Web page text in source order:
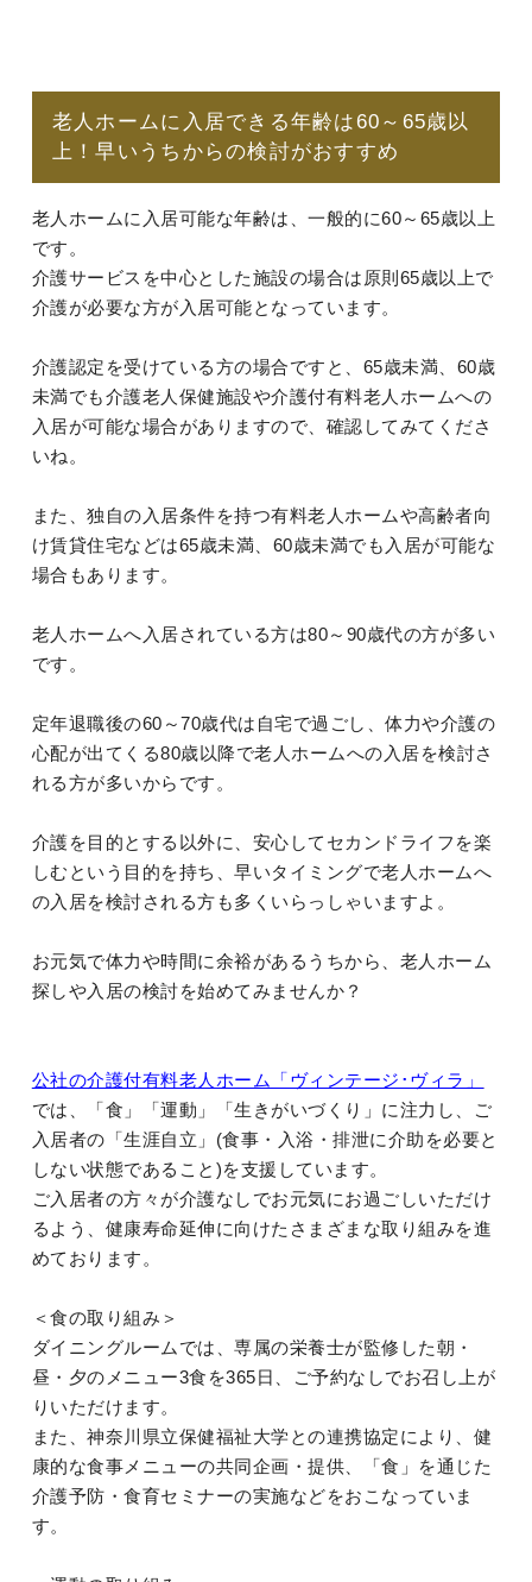
老人ホームに入居できる年齢は60～65歳以
上！早いうちからの検討がおすすめ
老人ホームに入居可能な年齢は、一般的に60～65歳以上
です。
介護サービスを中心とした施設の場合は原則65歳以上で
介護が必要な方が入居可能となっています。
介護認定を受けている方の場合ですと、65歳未満、60歳
未満でも介護老人保健施設や介護付有料老人ホームへの
入居が可能な場合がありますので、確認してみてくださ
いね。
また、独自の入居条件を持つ有料老人ホームや高齢者向
け賃貸住宅などは65歳未満、60歳未満でも入居が可能な
場合もあります。
老人ホームへ入居されている方は80～90歳代の方が多い
です。
定年退職後の60～70歳代は自宅で過ごし、体力や介護の
心配が出てくる80歳以降で老人ホームへの入居を検討さ
れる方が多いからです。
介護を目的とする以外に、安心してセカンドライフを楽
しむという目的を持ち、早いタイミングで老人ホームへ
の入居を検討される方も多くいらっしゃいますよ。
お元気で体力や時間に余裕があるうちから、老人ホーム
探しや入居の検討を始めてみませんか？
公社の介護付有料老人ホーム「ヴィンテージ･ヴィラ」
では、「食」「運動」「生きがいづくり」に注力し、ご
入居者の「生涯自立」(食事・入浴・排泄に介助を必要と
しない状態であること)を支援しています。
ご入居者の方々が介護なしでお元気にお過ごしいただけ
るよう、健康寿命延伸に向けたさまざまな取り組みを進
めております。
＜食の取り組み＞
ダイニングルームでは、専属の栄養士が監修した朝・
昼・夕のメニュー3食を365日、ご予約なしでお召し上が
りいただけます。
また、神奈川県立保健福祉大学との連携協定により、健
康的な食事メニューの共同企画・提供、「食」を通じた
介護予防・食育セミナーの実施などをおこなっていま
す。